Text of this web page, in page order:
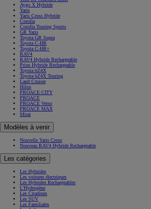
Aygo X Hybride
Yaris
Yaris Cross Hybride
Corolla
Corolla Touring Sports
GR Yaris
Toyota GR Supra
Toyota C-HR
Toyota C-HR+
RAV4
RAV4 Hybride Rechargeable
Prius Hybride Rechargeable
Toyota bZ4X
Toyota bZ4X Touring
Land Cruiser
Hilux
PROACE CITY
PROACE
PROACE Verso
PROACE MAX
Mirai
Modèles à venir
Nouvelle Yaris Cross
Nouveau RAV4 Hybride Rechargeable
Les catégories
Les Hybrides
Les voitures électriques
Les Hybrides Rechargeables
L'Hydrogène
Les Citadines
Les SUV
Les Familiales